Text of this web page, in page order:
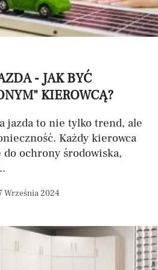
- JAK BYĆ
KIEROWCĄ?
jazda to nie tylko trend, ale
Każdy kierowca
ochrony środowiska,
Września 2024